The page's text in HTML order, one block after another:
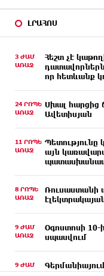
ԼՐԱՀՈՍ
3 ԺԱՄ
ԱՌԱՋ
Հեշտ չէ
որ հետևանք
24 ՐՈՊԵ
ԱՌԱՋ
Սխալ հարցից
Ավետիսյան
11 ՐՈՊԵ
ԱՌԱՋ
Պետությունը
այն
8 ՐՈՊԵ
ԱՌԱՋ
Ռուսաստանի
9 ԺԱՄ
ԱՌԱՋ
Օգոստոսի 10-
սպասվում
9 ԺԱՄ
ԱՌԱՋ